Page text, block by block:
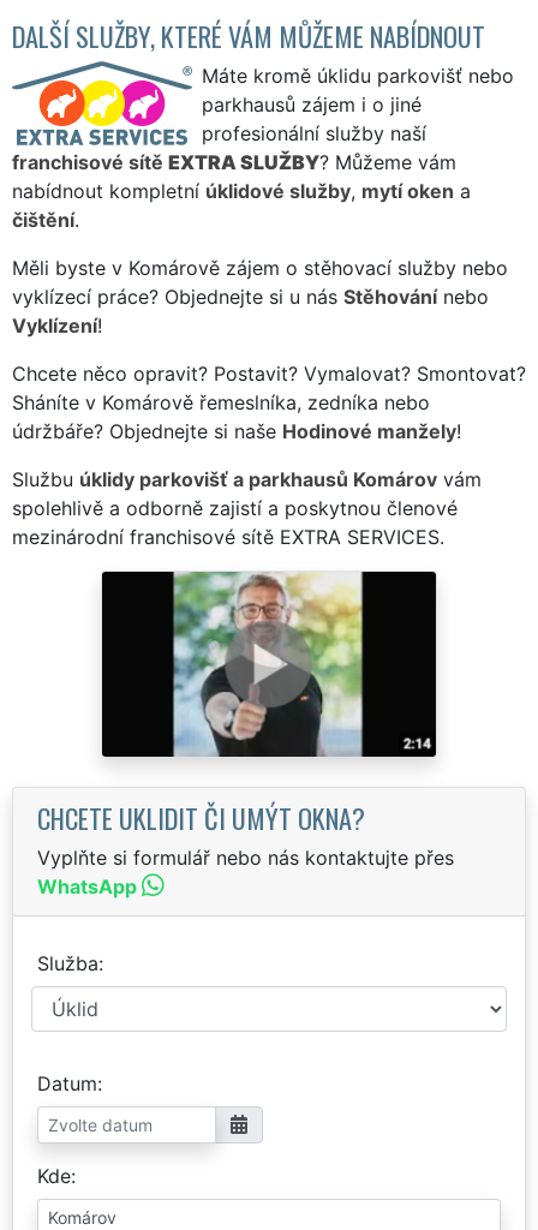
DALŠÍ SLUŽBY, KTERÉ VÁM MŮŽEME NABÍDNOUT
Máte kromě úklidu parkovišť nebo
parkhausů zájem i o jiné
profesionální služby naší
franchisové sítě EXTRA SLUŽBY? Můžeme vám
nabídnout kompletní úklidové služby, mytí oken a
čištění.
Měli byste v Komárově zájem o stěhovací služby nebo
vyklízecí práce? Objednejte si u nás Stěhovánínebo
Vyklízení!
Chcete něco opravit? Postavit? Vymalovat? Smontovat?
Sháníte v Komárově řemeslníka, zedníka nebo
údržbáře? Objednejte si naše Hodinové manžely!
Službu úklidy parkovišť a parkhausů Komárov vám
spolehlivě a odborně zajistí a poskytnou členové
mezinárodní franchisové sítě EXTRA SERVICES.
CHCETE UKLIDIT ČI UMÝT OKNA?
Vyplňte si formulář nebo nás kontaktujte přes
WhatsApp
Služba
Datum
Kde